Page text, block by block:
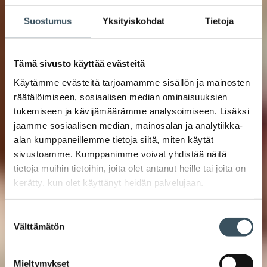
Suostumus Yksityiskohdat Tietoja
Tämä sivusto käyttää evästeitä
Käytämme evästeitä tarjoamamme sisällön ja mainosten
räätälöimiseen, sosiaalisen median ominaisuuksien
tukemiseen ja kävijämäärämme analysoimiseen. Lisäksi
jaamme sosiaalisen median, mainosalan ja analytiikka-
alan kumppaneillemme tietoja siitä, miten käytät
sivustoamme. Kumppanimme voivat yhdistää näitä
tietoja muihin tietoihin, joita olet antanut heille tai joita on
kerätty, kun olet käyttänyt heidän palvelujaan.
valinta
Välttämätön
Mieltymykset